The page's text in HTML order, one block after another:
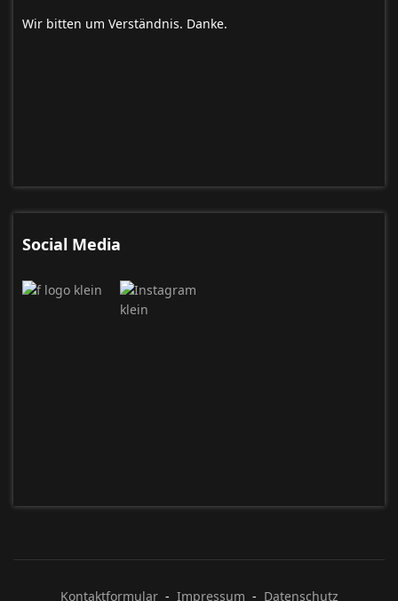
Wir bitten um Verständnis. Danke.
Social Media
Kontaktformular- Impressum - Datenschutz